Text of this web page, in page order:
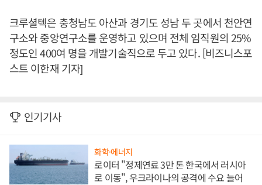
크루셜텍은 충청남도 아산과 경기도 성남 두 곳에서 천안연
구소와 중앙연구소를 운영하고 있으며 전체 임직원의 25%
정도인 400여 명을 개발기술직으로 두고 있다. [비즈니스포
스트 이한재 기자]
인기기사
화학·에너지
로이터 "정제연료 3만 톤 한국에서 러시아
로 이동", 우크라이나의 공격에 수요 늘어